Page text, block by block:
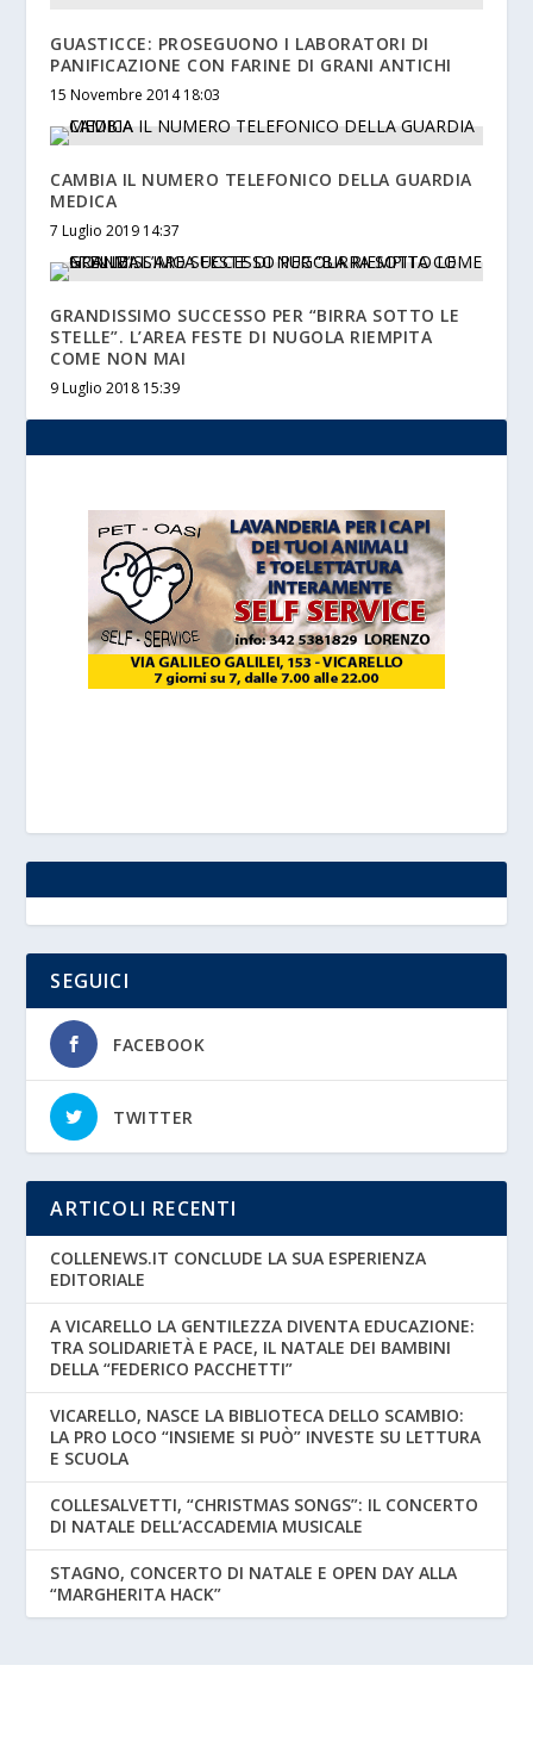
GUASTICCE: PROSEGUONO I LABORATORI DI
PANIFICAZIONE CON FARINE DI GRANI ANTICHI
15 Novembre 2014 18:03
CAMBIA IL NUMERO TELEFONICO DELLA GUARDIA
MEDICA
7 Luglio 2019 14:37
GRANDISSIMO SUCCESSO PER “BIRRA SOTTO LE
STELLE”. L’AREA FESTE DI NUGOLA RIEMPITA
COME NON MAI
9 Luglio 2018 15:39
SEGUICI
FACEBOOK
TWITTER
ARTICOLI RECENTI
COLLENEWS.IT CONCLUDE LA SUA ESPERIENZA
EDITORIALE
A VICARELLO LA GENTILEZZA DIVENTA EDUCAZIONE:
TRA SOLIDARIETÀ E PACE, IL NATALE DEI BAMBINI
DELLA “FEDERICO PACCHETTI”
VICARELLO, NASCE LA BIBLIOTECA DELLO SCAMBIO:
LA PRO LOCO “INSIEME SI PUÒ” INVESTE SU LETTURA
E SCUOLA
COLLESALVETTI, “CHRISTMAS SONGS”: IL CONCERTO
DI NATALE DELL’ACCADEMIA MUSICALE
STAGNO, CONCERTO DI NATALE E OPEN DAY ALLA
“MARGHERITA HACK”